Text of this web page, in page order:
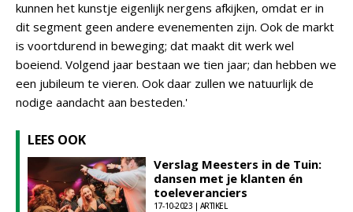
kunnen het kunstje eigenlijk nergens afkijken, omdat er in
dit segment geen andere evenementen zijn. Ook de markt
is voortdurend in beweging; dat maakt dit werk wel
boeiend. Volgend jaar bestaan we tien jaar; dan hebben we
een jubileum te vieren. Ook daar zullen we natuurlijk de
nodige aandacht aan besteden.'
LEES OOK
Verslag Meesters in de Tuin:
dansen met je klanten én
toeleveranciers
17-10-2023 | ARTIKEL